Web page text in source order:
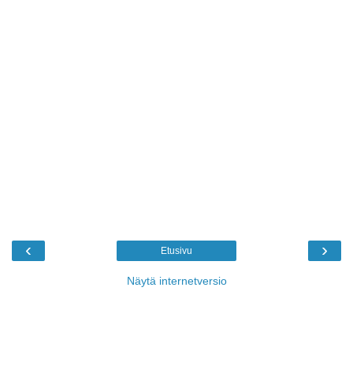
‹ ›
Etusivu
Näytä internetversio